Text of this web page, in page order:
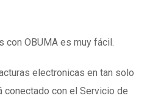
con OBUMA es muy fácil.
electronicas en tan solo
conectado con el Servicio de